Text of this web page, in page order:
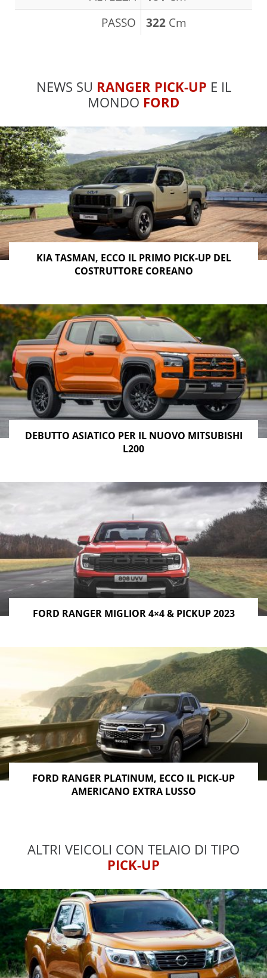
PASSO
322 Cm
NEWS SU RANGER PICK-UP E IL
MONDO FORD
KIA TASMAN, ECCO IL PRIMO PICK-UP DEL
COSTRUTTORE COREANO
DEBUTTO ASIATICO PER IL NUOVO MITSUBISHI
L200
FORD RANGER MIGLIOR 4×4 & PICKUP 2023
FORD RANGER PLATINUM, ECCO IL PICK-UP
AMERICANO EXTRA LUSSO
ALTRI VEICOLI CON TELAIO DI TIPO
PICK-UP